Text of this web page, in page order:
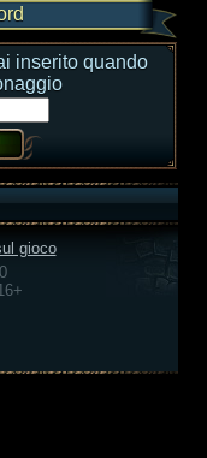
inserito quando
gioco